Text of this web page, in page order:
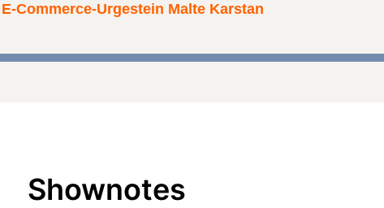
Commerce-Urgestein Malte Karstan
Shownotes